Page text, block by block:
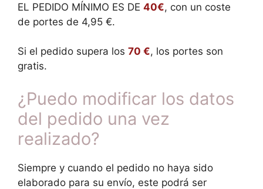
EL PEDIDO MÍNIMO ES DE 40€, con un coste
de portes de 4,95 €.
Si el pedido supera los 70 €, los portes son
gratis.
¿Puedo modificar los datos
del pedido una vez
realizado?
Siempre y cuando el pedido no haya sido
elaborado para su envío, este podrá ser